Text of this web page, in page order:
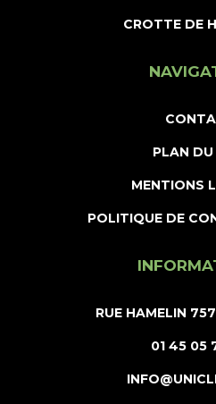
CROTTE DE
PLAN
MENTIONS
POLITIQUE DE
RUE HAMELIN
01 45 05